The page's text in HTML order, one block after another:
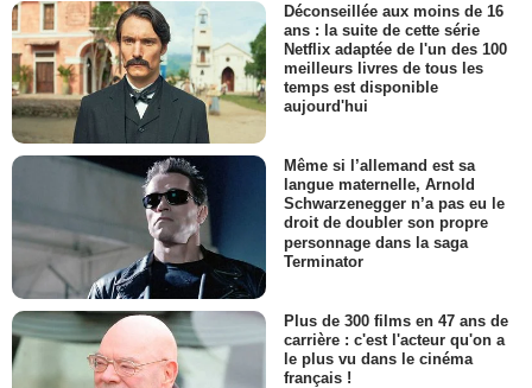
Déconseillée aux moins de 16
ans : la suite de cette série
Netflix adaptée de l'un des 100
meilleurs livres de tous les
temps est disponible
aujourd'hui
Même si l’allemand est sa
langue maternelle, Arnold
Schwarzenegger n’a pas eu le
droit de doubler son propre
personnage dans la saga
Terminator
Plus de 300 films en 47 ans de
carrière : c'est l'acteur qu'on a
le plus vu dans le cinéma
français !